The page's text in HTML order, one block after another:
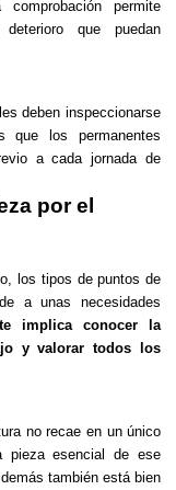
permite
que puedan
deben inspeccionarse
que los permanentes
a cada jornada de
por el
los tipos de puntos de
a unas necesidades
implica conocer la
y valorar todos los
no recae en un único
pieza esencial de ese
también está bien